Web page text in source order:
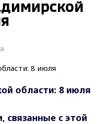
области: 8 июля
связанные с этой